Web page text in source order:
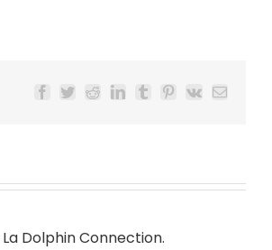
Facebook
TwitterRedditLinkedIn
TumblrPinterest
Vk Email
La Dolphin Connection.